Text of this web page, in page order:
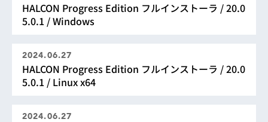
HALCON Progress Edition フルインストーラ / 20.0
5.0.1 / Windows
2024.06.27
HALCON Progress Edition フルインストーラ / 20.0
5.0.1 / Linux x64
2024.06.27